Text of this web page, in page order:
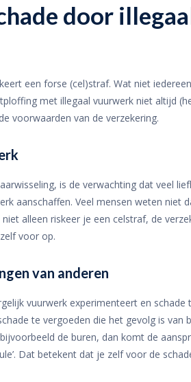
door
een forse (cel)straf. Wat niet
met illegaal vuurwerk niet altijd
voorwaarden van de verzekering.
is de verwachting dat veel
aanschaffen. Veel mensen weten niet
alleen riskeer je een celstraf, de
voor op.
van anderen
vuurwerk experimenteert en schade
te vergoeden die het gevolg is van
de buren, dan komt de
Dat betekent dat je zelf voor de